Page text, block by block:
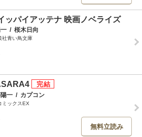
ッパイアッテナ 映画ノベライズ
/ 桜木日向
社青い鳥文庫
一 / カプコン
ミックスEX
無料立読み